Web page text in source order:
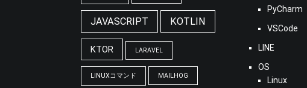
JAVASCRIPT KOTLIN
KTOR LARAVEL
LINUXコマンド MAILHOG
PyCharm
VSCode
LINE
OS
Linux